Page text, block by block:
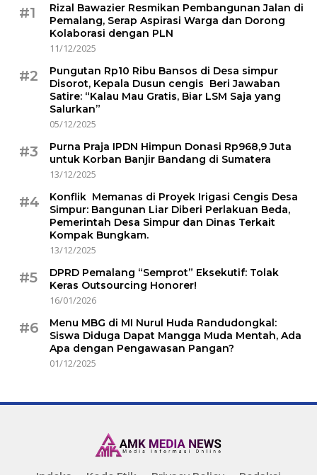
#1
Rizal Bawazier Resmikan Pembangunan Jalan di
Pemalang, Serap Aspirasi Warga dan Dorong
Kolaborasi dengan PLN
11/12/2025
#2
Pungutan Rp10 Ribu Bansos di Desa simpur
Disorot, Kepala Dusun cengis Beri Jawaban
Satire: “Kalau Mau Gratis, Biar LSM Saja yang
Salurkan”
05/12/2025
#3
Purna Praja IPDN Himpun Donasi Rp968,9 Juta
untuk Korban Banjir Bandang di Sumatera
13/12/2025
#4
Konflik Memanas di Proyek Irigasi Cengis Desa
Simpur: Bangunan Liar Diberi Perlakuan Beda,
Pemerintah Desa Simpur dan Dinas Terkait
Kompak Bungkam.
13/12/2025
#5
DPRD Pemalang “Semprot” Eksekutif: Tolak
Keras Outsourcing Honorer!
16/01/2026
#6
Menu MBG di MI Nurul Huda Randudongkal:
Siswa Diduga Dapat Mangga Muda Mentah, Ada
Apa dengan Pengawasan Pangan?
01/12/2025